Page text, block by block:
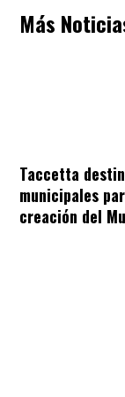
Más
Taccetta
municipales
creación del